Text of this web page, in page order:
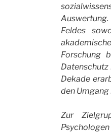
Feldes
Forschung
Datenschutz
Dekade
den
Zur